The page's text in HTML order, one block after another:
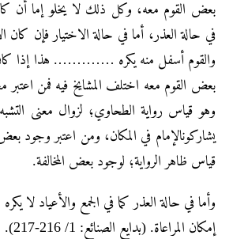
بعض القوم معه، وكل ذلك لا يخلو إما أن
في حالة العذر، أما في حالة الاختيار فإن كان
والقوم أسفل منه يكره …………. هذا إذا كان
بعض القوم معه اختلف المشايخ فيه فمن اعتبر
وهو قياس رواية الطحاوي؛ لزوال معنى
يشاركونالإمام في المكان، ومن اعتبر وجود
قياس ظاهر الرواية؛ لوجود بعض المخالفة.
وأما في حالة العذر كما في الجمع والأعياد لا
إمكان المراعاة. (بدايع الصنائع: 1/ 216-217).